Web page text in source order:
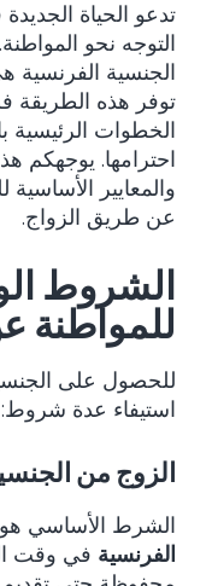
تدعو الحياة
التوجه نحو
الجنسية الفرنسية
توفر هذه الطريقة
الخطوات الرئيسية
احترامها. يوجهكم
والمعايير
عن طريق الزواج.
الشروط
للمواطنة
للحصول على
استيفاء عدة شروط:
الزوج من
الشرط الأساسي
الفرنسية في وقت